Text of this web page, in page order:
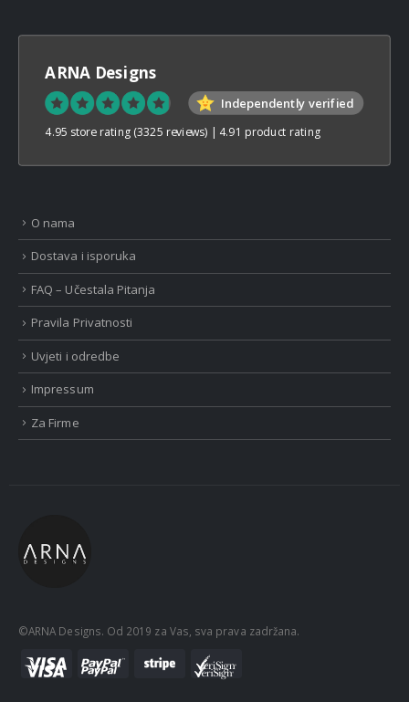
ARNA Designs
Independently verified
4.95 store rating (3325 reviews) | 4.91 product rating
O nama
Dostava i isporuka
FAQ – Učestala Pitanja
Pravila Privatnosti
Uvjeti i odredbe
Impressum
Za Firme
©ARNA Designs. Od 2019 za Vas, sva prava zadržana.